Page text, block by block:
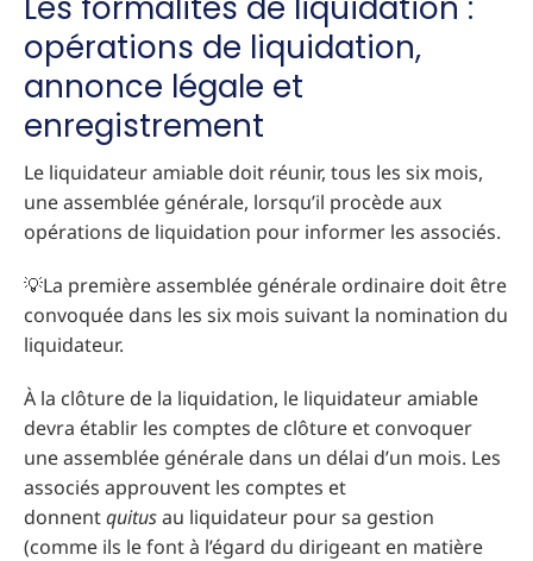
opérations de liquidation,
annonce légale et
enregistrement
Le liquidateur amiable doit réunir, tous les six mois,
une assemblée générale, lorsqu’il procède aux
opérations de liquidation pour informer les associés.
💡La première assemblée générale ordinaire doit être
convoquée dans les six mois suivant la nomination du
liquidateur.
À la clôture de la liquidation, le liquidateur amiable
devra établir les comptes de clôture et convoquer
une assemblée générale dans un délai d’un mois. Les
associés approuvent les comptes et
donnentquitusau liquidateur pour sa gestion
(comme ils le font à l’égard du dirigeant en matière